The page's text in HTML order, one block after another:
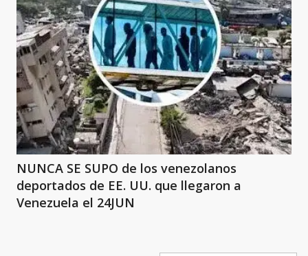
NUNCA SE SUPO de los venezolanos
deportados de EE. UU. que llegaron a
Venezuela el 24JUN